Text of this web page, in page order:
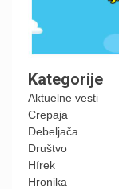
Kategorije
Aktuelne vesti
Crepaja
Debeljača
Društvo
Hírek
Hronika